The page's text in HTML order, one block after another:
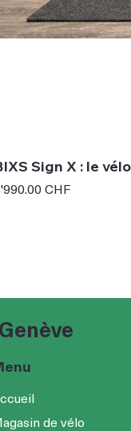
Sign X : le
CHF
de vélo